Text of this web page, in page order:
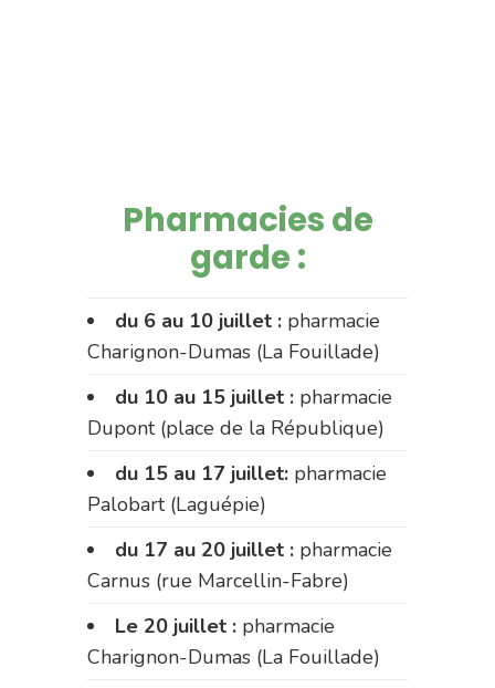
Pharmacies de
garde :
du 6 au 10 juillet : pharmacie
Charignon-Dumas (La Fouillade)
du 10 au 15 juillet : pharmacie
Dupont (place de la République)
du 15 au 17 juillet: pharmacie
Palobart (Laguépie)
du 17 au 20 juillet : pharmacie
Carnus (rue Marcellin-Fabre)
Le 20 juillet : pharmacie
Charignon-Dumas (La Fouillade)